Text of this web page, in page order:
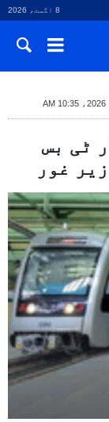
8 اگست، 2026
ٹی بس
غور